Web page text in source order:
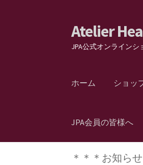
ナ
ビ
ゲ
シ
キ
ッ
コ
ン
テ
ツ
プ
Atelier
JPA公式オンライン
ホーム ショッ
JPA会員の皆様へ
＊＊＊お知ら